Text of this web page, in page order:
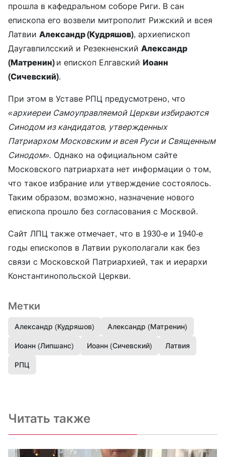
прошла в кафедральном соборе Риги. В сан
епископа его возвели митрополит Рижский и всея
Латвии Александр (Кудряшов), архиепископ
Даугавпилсский и Резекненский Александр
(Матренин) и епископ Елгавский Иоанн
(Сичевский).
При этом в Уставе РПЦ предусмотрено, что
«архиереи Самоуправляемой Церкви избираются
Синодом из кандидатов, утвержденных
Патриархом Московским и всея Руси и Священным
Синодом». Однако на официальном сайте
Московского патриархата нет информации о том,
что такое избрание или утверждение состоялось.
Таким образом, возможно, назначение нового
епископа прошло без согласования с Москвой.
Сайт ЛПЦ также отмечает, что в 1930-е и 1940-е
годы епископов в Латвии рукополагали как без
связи с Московской Патриархией, так и иерархи
Константинопольской Церкви.
Метки
Александр (Кудряшов) Александр (Матренин)
Иоанн (Липшанс) Иоанн (Сичевский) Латвия
РПЦ
Читать также